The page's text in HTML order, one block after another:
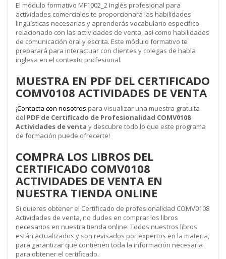
El módulo formativo MF1002_2 Inglés profesional para
actividades comerciales te proporcionará las habilidades
lingüísticas necesarias y aprenderás vocabulario específico
relacionado con las actividades de venta, así como habilidades
de comunicación oral y escrita. Este módulo formativo te
preparará para interactuar con clientes y colegas de habla
inglesa en el contexto profesional.
MUESTRA EN PDF DEL CERTIFICADO
COMV0108 ACTIVIDADES DE VENTA
¡Contacta con nosotros para visualizar una muestra gratuita
del PDF de Certificado de Profesionalidad COMV0108
Actividades de venta y descubre todo lo que este programa
de formación puede ofrecerte!
COMPRA LOS LIBROS DEL
CERTIFICADO COMV0108
ACTIVIDADES DE VENTA EN
NUESTRA TIENDA ONLINE
Si quieres obtener el Certificado de profesionalidad COMV0108
Actividades de venta, no dudes en comprar los libros
necesarios en nuestra tienda online. Todos nuestros libros
están actualizados y son revisados por expertos en la materia,
para garantizar que contienen toda la información necesaria
para obtener el certificado.